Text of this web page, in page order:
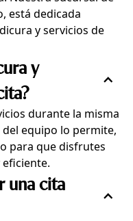
está dedicada
y servicios de
y
durante la misma
equipo lo permite,
para que disfrutes
una cita